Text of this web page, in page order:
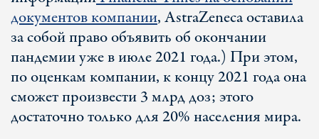
документов компании, AstraZeneca оставила
за собой право объявить об окончании
пандемии уже в июле 2021 года.) При этом,
по оценкам компании, к концу 2021 года она
сможет произвести 3 млрд доз; этого
достаточно только для 20% населения мира.